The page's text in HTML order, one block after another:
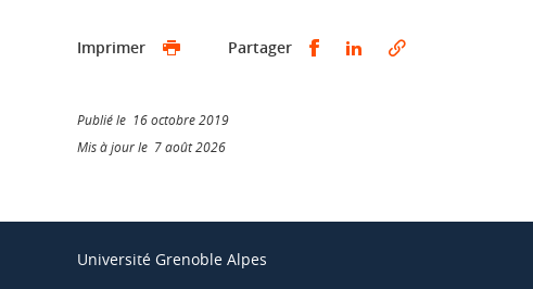
Imprimer Partager Partager sur Facebook
Partager sur LinkedIn
Publié le 16 octobre 2019
Mis à jour le 7 août 2026
Université Grenoble Alpes